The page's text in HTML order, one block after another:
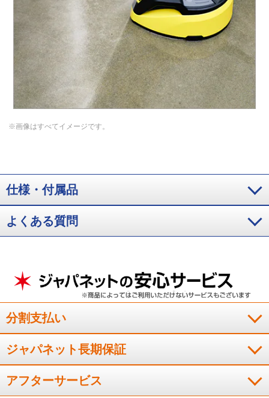
※画像はすべてイメージです。
仕様・付属品
よくある質問
分割支払い
ジャパネット長期保証
アフターサービス